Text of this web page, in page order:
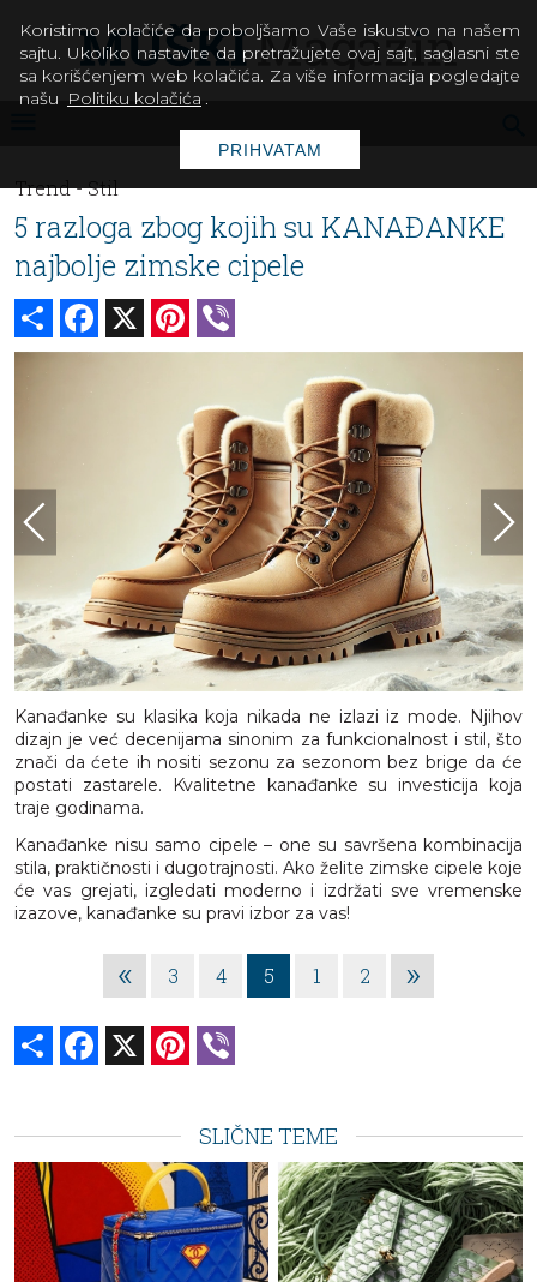
Trend -Stil
5 razloga zbog kojih su KANAĐANKE
najbolje zimske cipele
Share Facebook Pinterest
Kanađanke su klasika koja nikada ne izlazi iz mode. Njihov
dizajn je već decenijama sinonim za funkcionalnost i stil, što
znači da ćete ih nositi sezonu za sezonom bez brige da će
postati zastarele. Kvalitetne kanađanke su investicija koja
traje godinama.
Kanađanke nisu samo cipele – one su savršena kombinacija
stila, praktičnosti i dugotrajnosti. Ako želite zimske cipele koje
će vas grejati, izgledati moderno i izdržati sve vremenske
izazove, kanađanke su pravi izbor za vas!
« 3 4 5 1 2 »
Share Facebook Pinterest
SLIČNE TEME
Koristimo kolačiće da poboljšamo Vaše iskustvo na našem
sajtu. Ukoliko nastavite da pretražujete ovaj sajt, saglasni ste
sa korišćenjem web kolačića. Za više informacija pogledajte
našu Politiku kolačića .
PRIHVATAM